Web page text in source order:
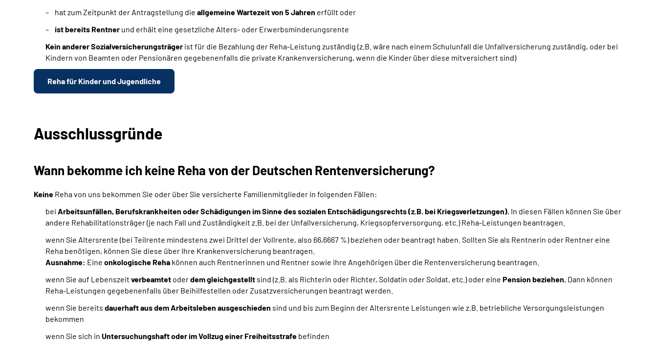
hat zum Zeitpunkt der Antragstellung die allgemeine Wartezeit von 5 Jahren erfüllt oder
ist bereits Rentner und erhält eine gesetzliche Alters- oder Erwerbsminderungsrente
Kein anderer Sozialversicherungsträger ist für die Bezahlung der Reha-Leistung zuständig (z.B. wäre nach einem Schulunfall die Unfallversicherung zuständig, oder bei
Kindern von Beamten oder Pensionären gegebenenfalls die private Krankenversicherung, wenn die Kinder über diese mitversichert sind)
Reha für Kinder und Jugendliche
Ausschlussgründe
Wann bekomme ich keine Reha von der Deutschen Rentenversicherung?
Keine Reha von uns bekommen Sie oder über Sie versicherte Familienmitglieder in folgenden Fällen:
bei Arbeitsunfällen, Berufskrankheiten oder Schädigungen im Sinne des sozialen Entschädigungsrechts (z.B. bei Kriegsverletzungen). In diesen Fällen können Sie über
andere Rehabilitationsträger (je nach Fall und Zuständigkeit z.B. bei der Unfallversicherung, Kriegsopferversorgung, etc.) Reha-Leistungen beantragen.
wenn Sie Altersrente (bei Teilrente mindestens zwei Drittel der Vollrente, also 66,6667 %) beziehen oder beantragt haben. Sollten Sie als Rentnerin oder Rentner eine
Reha benötigen, können Sie diese über Ihre Krankenversicherung beantragen.
Ausnahme: Eine onkologische Reha können auch Rentnerinnen und Rentner sowie ihre Angehörigen über die Rentenversicherung beantragen.
wenn Sie auf Lebenszeit verbeamtet oderdem gleichgestellt sind (z.B. als Richterin oder Richter, Soldatin oder Soldat, etc.) oder eine Pension beziehen. Dann können
Reha-Leistungen gegebenenfalls über Beihilfestellen oder Zusatzversicherungen beantragt werden.
wenn Sie bereits dauerhaft aus dem Arbeitsleben ausgeschieden sind und bis zum Beginn der Altersrente Leistungen wie z.B. betriebliche Versorgungsleistungen
bekommen
wenn Sie sich in Untersuchungshaft oder im Vollzug einer Freiheitsstrafe befinden